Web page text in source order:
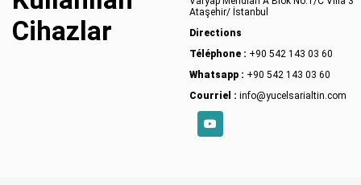
Cihazlar
Ataşehir/ İstanbul
Directions
Téléphone : +90 542 143 03 60
Whatsapp : +90 542 143 03 60
Courriel : info@yucelsarialtin.com
YouTube